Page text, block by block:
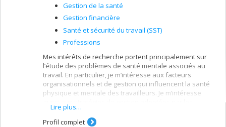
Gestion de la santé
Gestion financière
Santé et sécurité du travail (SST)
Professions
Mes intérêts de recherche portent principalement sur
l’étude des problèmes de santé mentale associés au
travail. En particulier, je m’intéresse aux facteurs
organisationnels et de gestion qui influencent la santé
physique et mentale des travailleurs. Je m’intéresse
grandes organisations multinationales pour gérer la
santé et la sécurité du travail.
Lire plus…
Profil complet